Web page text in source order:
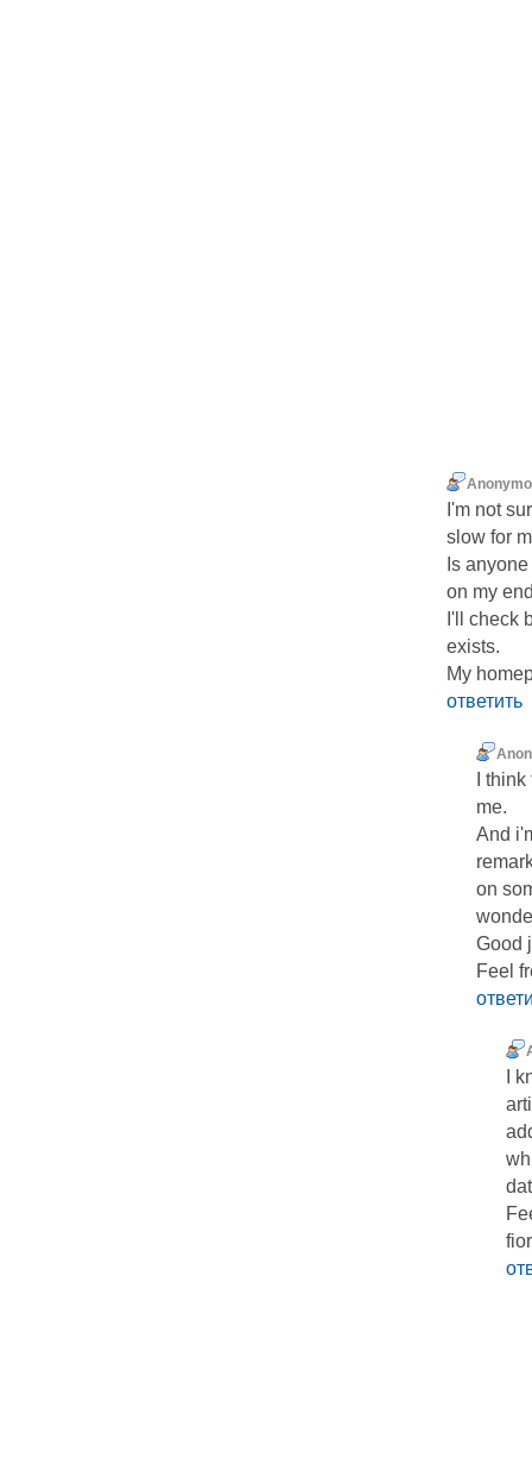
I'm not
slow for
Is
on my
I'll check
exists.
My
ответить
I
me.
And
on
Good
Feel
I